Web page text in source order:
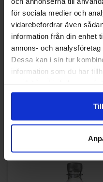
för sociala medier och
vidarebefordrar även
information från din enhet
annons- och
Dessa kan i sin tur
information som du har
200g
2.99 EUR
Osta